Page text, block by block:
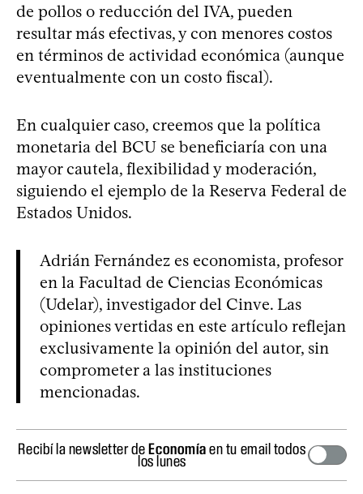
de pollos o reducción del IVA, pueden
resultar más efectivas, y con menores costos
en términos de actividad económica (aunque
eventualmente con un costo fiscal).
En cualquier caso, creemos que la política
monetaria del BCU se beneficiaría con una
mayor cautela, flexibilidad y moderación,
siguiendo el ejemplo de la Reserva Federal de
Estados Unidos.
Adrián Fernández es economista, profesor
en la Facultad de Ciencias Económicas
(Udelar), investigador del Cinve. Las
opiniones vertidas en este artículo reflejan
exclusivamente la opinión del autor, sin
comprometer a las instituciones
mencionadas.
Recibí la newsletter deEconomíaen tu email todos
los lunes